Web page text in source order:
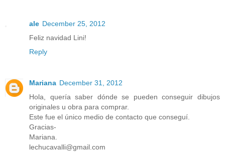
ale December 25, 2012
Feliz navidad Lini!
Reply
Mariana December 31, 2012
Hola, quería saber dónde se pueden conseguir dibujos
originales u obra para comprar.
Este fue el único medio de contacto que conseguí.
Gracias-
Mariana.
lechucavalli@gmail.com